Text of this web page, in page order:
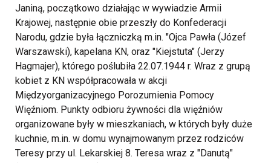
Janiną, początkowo działając w wywiadzie Armii
Krajowej, następnie obie przeszły do Konfederacji
Narodu, gdzie była łączniczką m.in. "Ojca Pawła (Józef
Warszawski), kapelana KN, oraz "Kiejstuta" (Jerzy
Hagmajer), którego poślubiła 22.07.1944 r. Wraz z grupą
kobiet z KN współpracowała w akcji
Międzyorganizacyjnego Porozumienia Pomocy
Więźniom. Punkty odbioru żywności dla więźniów
organizowane były w mieszkaniach, w których były duże
kuchnie, m.in. w domu wynajmowanym przez rodziców
Teresy przy ul. Lekarskiej 8. Teresa wraz z "Danutą"